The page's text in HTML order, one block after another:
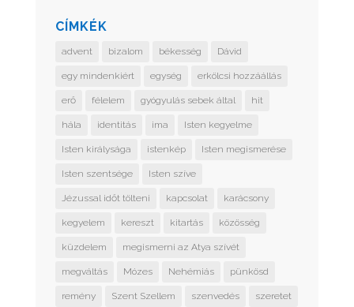
CÍMKÉK
advent bizalom békesség Dávid
egy mindenkiért egység erkölcsi hozzáállás
erő félelem gyógyulás sebek által hit
hála identitás ima Isten kegyelme
Isten királysága istenkép Isten megismerése
Isten szentsége Isten szíve
Jézussal időt tölteni kapcsolat karácsony
kegyelem kereszt kitartás közösség
küzdelem megismerni az Atya szívét
megváltás Mózes Nehémiás pünkösd
remény Szent Szellem szenvedés szeretet